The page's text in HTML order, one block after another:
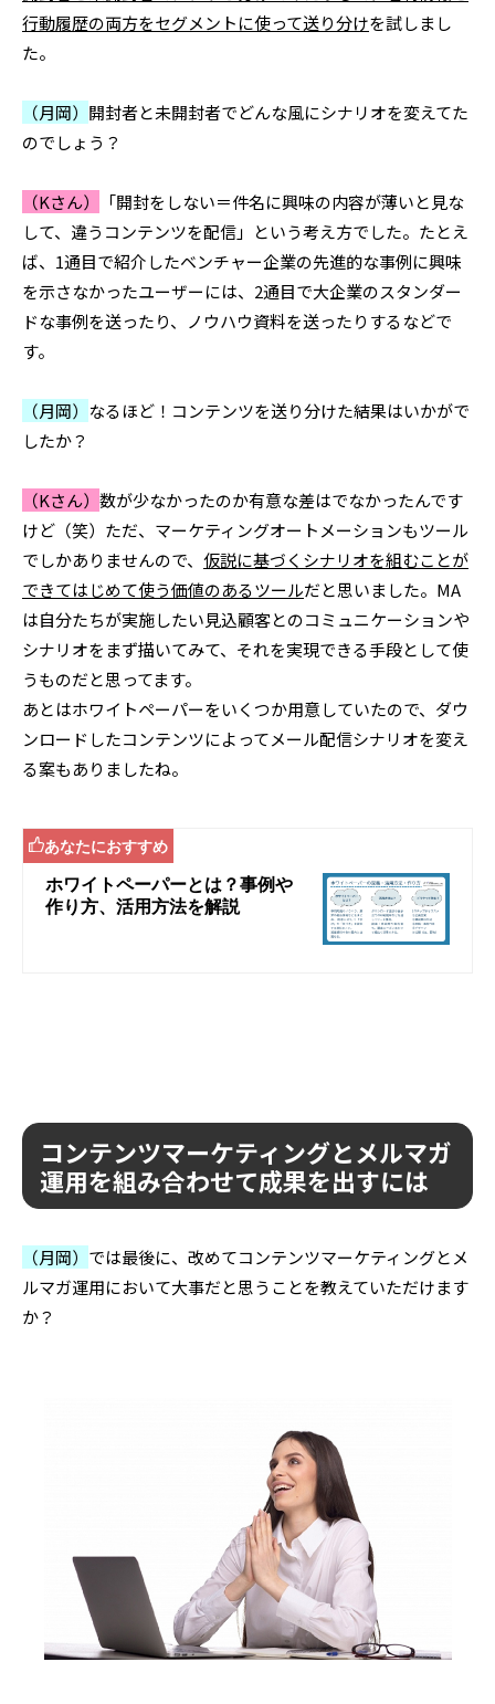
行動履歴の両方をセグメントに使って送り分けを試しまし
た。
（月岡） 開封者と未開封者でどんな風にシナリオを変えてた
のでしょう？
（Kさん）
「開封をしない＝件名に興味の内容が薄いと見な
して、違うコンテンツを配信」という考え方でした。たとえ
ば、1通目で紹介したベンチャー企業の先進的な事例に興味
を示さなかったユーザーには、2通目で大企業のスタンダー
ドな事例を送ったり、ノウハウ資料を送ったりするなどで
す。
（月岡） なるほど！コンテンツを送り分けた結果はいかがで
したか？
（Kさん） 数が少なかったのか有意な差はでなかったんです
けど（笑）ただ、マーケティングオートメーションもツール
でしかありませんので、 仮説に基づくシナリオを組むことが
できてはじめて使う価値のあるツールだと思いました。MA
は自分たちが実施したい見込顧客とのコミュニケーションや
シナリオをまず描いてみて、それを実現できる手段として使
うものだと思ってます。
あとはホワイトペーパーをいくつか用意していたので、ダウ
ンロードしたコンテンツによってメール配信シナリオを変え
る案もありましたね。
コンテンツマーケティングとメルマガ
運用を組み合わせて成果を出すには
（月岡） では最後に、改めてコンテンツマーケティングとメ
ルマガ運用において大事だと思うことを教えていただけます
か？